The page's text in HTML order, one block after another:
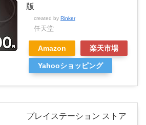
版
created by Rinker
任天堂
Amazon 楽天市場
Yahooショッピング
プレイステーション ストア